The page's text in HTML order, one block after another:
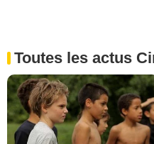
Toutes les actus